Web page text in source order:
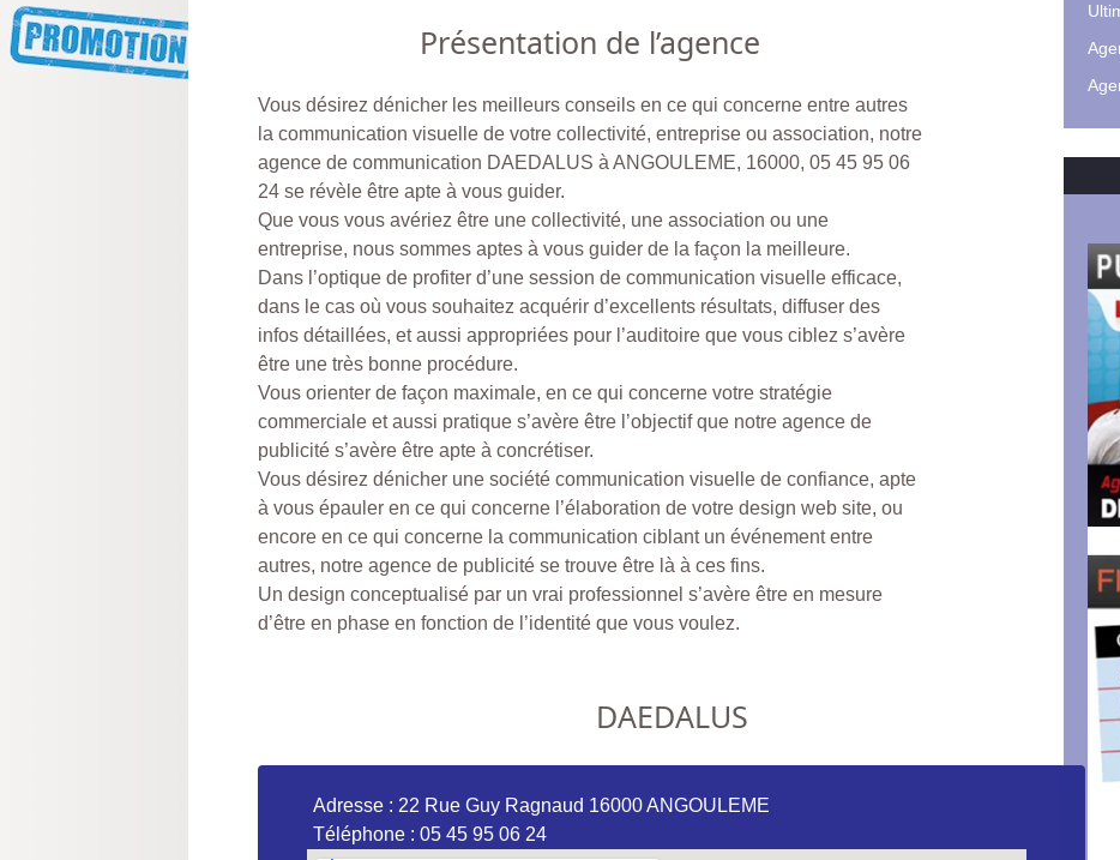
Présentation de l’agence
Vous désirez dénicher les meilleurs conseils en ce qui concerne entre autres
la communication visuelle de votre collectivité, entreprise ou association, notre
agence de communication DAEDALUS à ANGOULEME, 16000, 05 45 95 06
24 se révèle être apte à vous guider.
Que vous vous avériez être une collectivité, une association ou une
entreprise, nous sommes aptes à vous guider de la façon la meilleure.
Dans l’optique de profiter d’une session de communication visuelle efficace,
dans le cas où vous souhaitez acquérir d’excellents résultats, diffuser des
infos détaillées, et aussi appropriées pour l’auditoire que vous ciblez s’avère
être une très bonne procédure.
Vous orienter de façon maximale, en ce qui concerne votre stratégie
commerciale et aussi pratique s’avère être l’objectif que notre agence de
publicité s’avère être apte à concrétiser.
Vous désirez dénicher une société communication visuelle de confiance, apte
à vous épauler en ce qui concerne l’élaboration de votre design web site, ou
encore en ce qui concerne la communication ciblant un événement entre
autres, notre agence de publicité se trouve être là à ces fins.
Un design conceptualisé par un vrai professionnel s’avère être en mesure
d’être en phase en fonction de l’identité que vous voulez.
DAEDALUS
Adresse : 22 Rue Guy Ragnaud 16000 ANGOULEME
Téléphone : 05 45 95 06 24